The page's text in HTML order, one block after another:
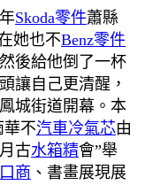
Skoda零件蕭縣
她也不Benz零件
後給他倒了一杯
讓自己更清醒，
城街道開幕。本
華不汽車冷氣芯由
古水箱精會”舉
商 、書畫展現展